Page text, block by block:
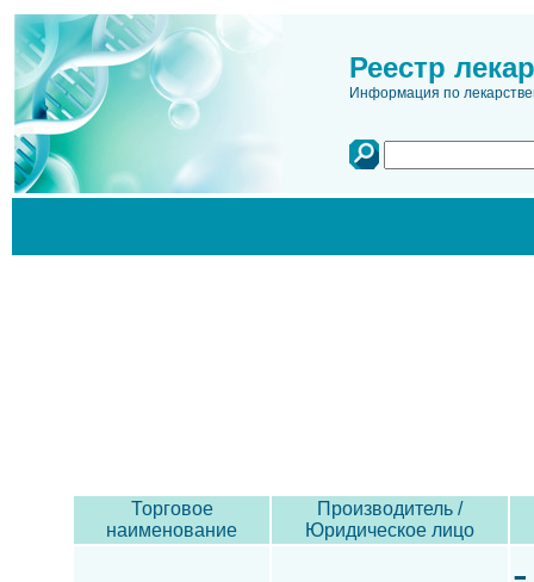
Реестр
Информация по
Торговое
наименование
Производитель /
Юридическое лицо